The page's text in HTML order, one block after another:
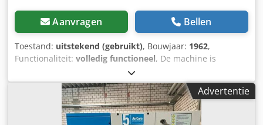
Aanvragen Bellen
Toestand: uitstekend (gebruikt), Bouwjaar: 1962,
Functionaliteit: volledig functioneel, De machine is
operationeel en uitgerust met verstelbare afwerk- en
radiusmeetinstrumenten. Technische gegevens: Fabrikant:
Kupfermühle Type: VUIN 750 Bouwjaar: 1962
Machinenummer: 8170 Dcodpfx Ahezp U D He Iok
Werkbreedte: 750 mm Werkhoogte: tot 200 mm
Advertentie